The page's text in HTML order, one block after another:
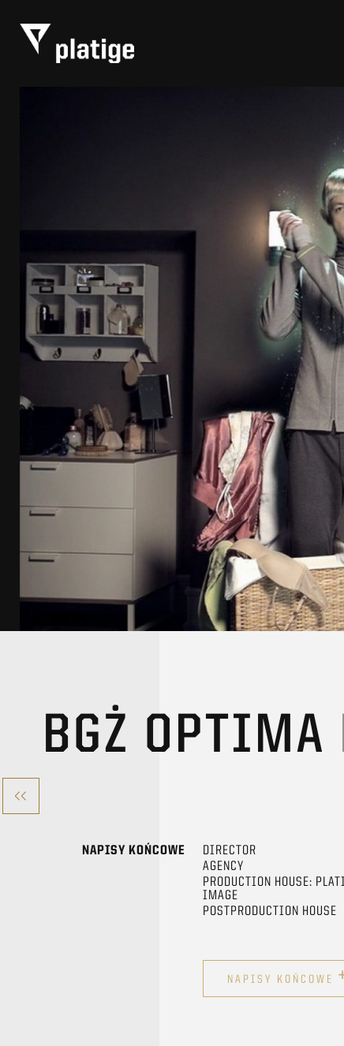
BGŻ OPTIMA
NAPISY KOŃCOWE DIRECTOR
AGENCY
PRODUCTION HOUSE:
IMAGE
POSTPRODUCTION HOUSE
NAPISY KOŃCOWE